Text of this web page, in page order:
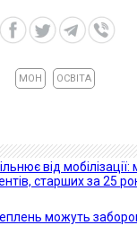
МОН ОСВІТА
від мобілізації:
старших за 25
можуть